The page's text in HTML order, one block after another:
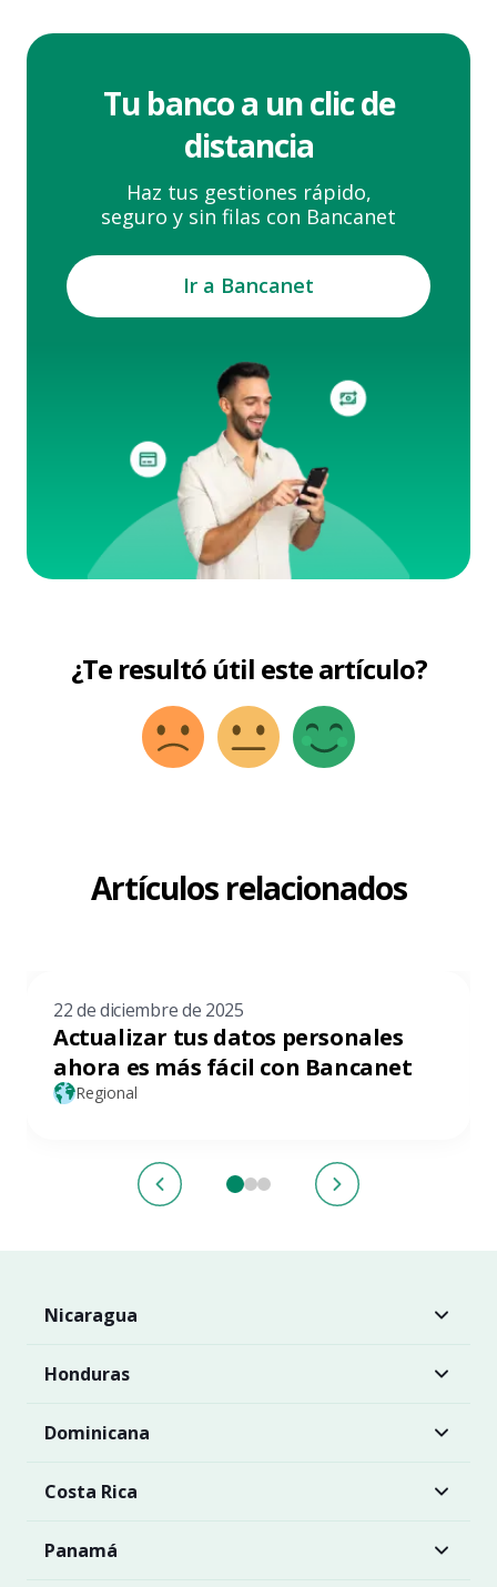
Tu banco a un clic de
distancia
Haz tus gestiones rápido,
seguro y sin filas con Bancanet
Ir a Bancanet
¿Te resultó útil este artículo?
Artículos relacionados
22 de diciembre de 2025
Actualizar tus datos personales
ahora es más fácil con Bancanet
Regional
Nicaragua
Honduras
Dominicana
Costa Rica
Panamá